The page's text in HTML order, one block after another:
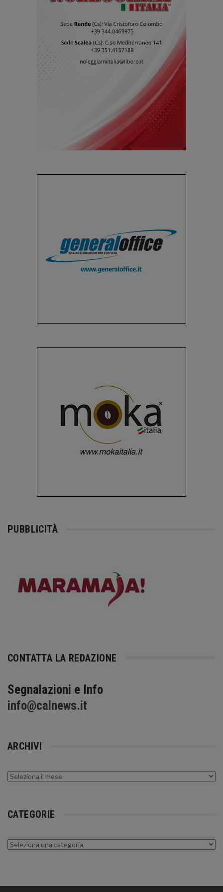
PUBBLICITÀ
CONTATTA LA REDAZIONE
Segnalazioni e Info
info@calnews.it
ARCHIVI
Archivi
CATEGORIE
Categorie